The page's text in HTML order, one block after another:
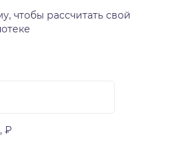
чтобы рассчитать свой
₽